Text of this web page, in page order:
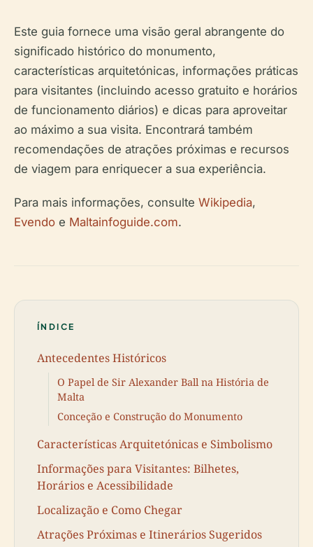
Este guia fornece uma visão geral abrangente do
significado histórico do monumento,
características arquitetónicas, informações práticas
para visitantes (incluindo acesso gratuito e horários
de funcionamento diários) e dicas para aproveitar
ao máximo a sua visita. Encontrará também
recomendações de atrações próximas e recursos
de viagem para enriquecer a sua experiência.
Para mais informações, consulte Wikipedia,
Evendo e Maltainfoguide.com.
ÍNDICE
Antecedentes Históricos
O Papel de Sir Alexander Ball na História de
Malta
Conceção e Construção do Monumento
Características Arquitetónicas e Simbolismo
Informações para Visitantes: Bilhetes,
Horários e Acessibilidade
Localização e Como Chegar
Atrações Próximas e Itinerários Sugeridos